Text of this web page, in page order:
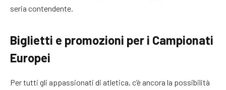
seria contendente.
Biglietti e promozioni per i Campionati
Europei
Per tutti gli appassionati di atletica, c’è ancora la possibilità